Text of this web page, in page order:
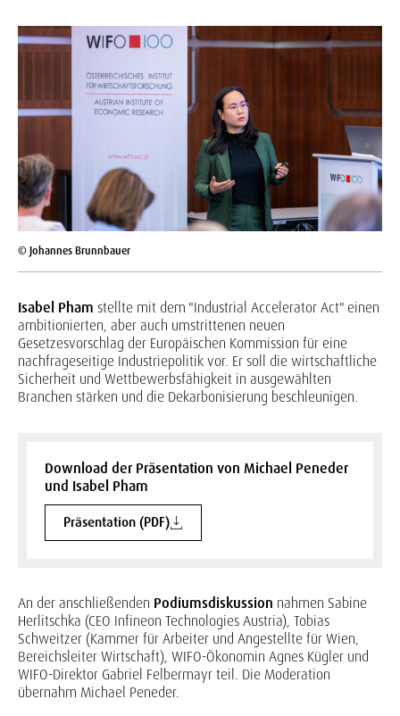
© Johannes Brunnbauer
Isabel Pham stellte mit dem "Industrial Accelerator Act" einen
ambitionierten, aber auch umstrittenen neuen
Gesetzesvorschlag der Europäischen Kommission für eine
nachfrageseitige Industriepolitik vor. Er soll die wirtschaftliche
Sicherheit und Wettbewerbsfähigkeit in ausgewählten
Branchen stärken und die Dekarbonisierung beschleunigen.
Download der Präsentation von Michael Peneder
und Isabel Pham
Präsentation (PDF)
An der anschließenden Podiumsdiskussion nahmen Sabine
Herlitschka (CEO Infineon Technologies Austria), Tobias
Schweitzer (Kammer für Arbeiter und Angestellte für Wien,
Bereichsleiter Wirtschaft), WIFO-Ökonomin Agnes Kügler und
WIFO-Direktor Gabriel Felbermayr teil. Die Moderation
übernahm Michael Peneder.